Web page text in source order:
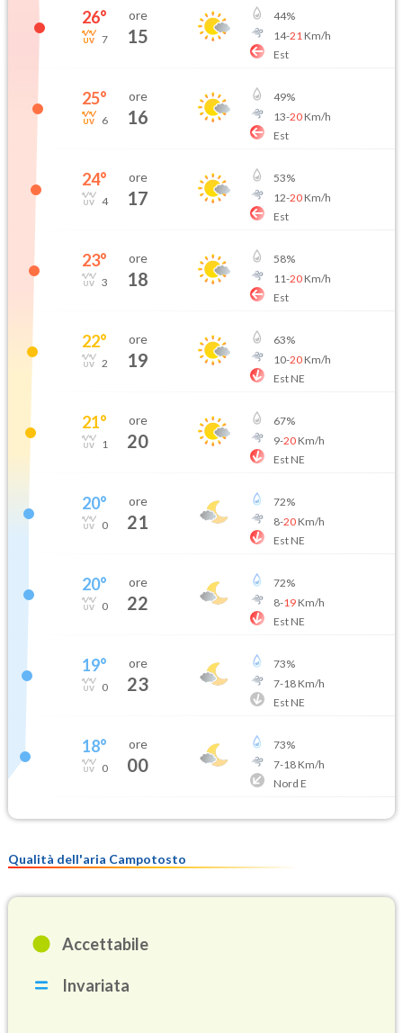
26°
7
ore
15
44%
14-21 Km/h
Est
25°
6
ore
16
49%
13-20Km/h
Est
24°
4
ore
17
53%
12-20Km/h
Est
23°
3
ore
18
58%
11-20Km/h
Est
22°
2
ore
19
63%
10-20Km/h
Est NE
21°
1
ore
20
67%
9-20Km/h
Est NE
20°
0
ore
21
72%
8-20Km/h
Est NE
20°
0
ore
22
72%
8-19Km/h
Est NE
19°
0
ore
23
73%
7-18Km/h
Est NE
18°
0
ore
00
73%
7-18Km/h
Nord E
Qualità dell'aria Campotosto
Accettabile
Invariata